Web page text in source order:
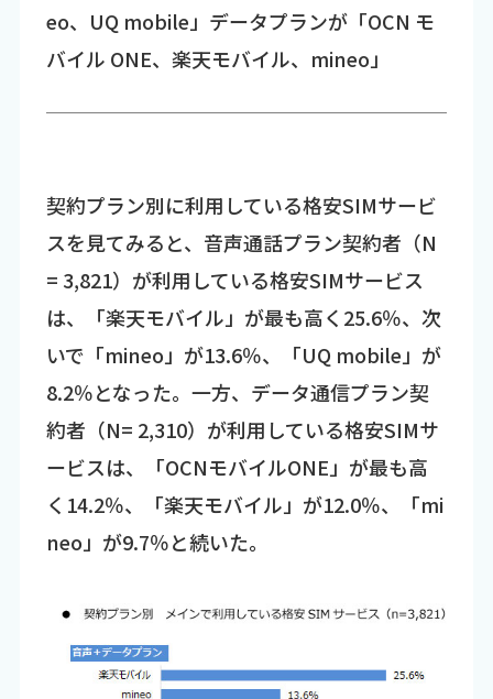
eo、UQ mobile」データプランが「OCN モ
バイル ONE、楽天モバイル、mineo」
契約プラン別に利用している格安SIMサービ
スを見てみると、音声通話プラン契約者（N
= 3,821）が利用している格安SIMサービス
は、「楽天モバイル」が最も高く25.6％、次
いで「mineo」が13.6％、「UQ mobile」が
8.2％となった。一方、データ通信プラン契
約者（N= 2,310）が利用している格安SIMサ
ービスは、「OCNモバイルONE」が最も高
く14.2％、「楽天モバイル」が12.0％、「mi
neo」が9.7％と続いた。